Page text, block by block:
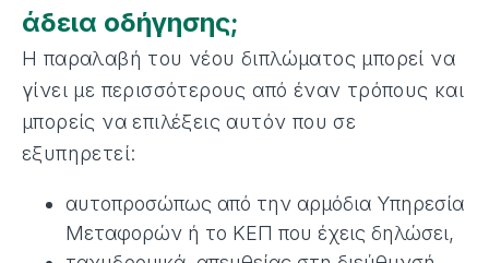
άδεια οδήγησης;
Η παραλαβή του νέου διπλώματος μπορεί να
γίνει με περισσότερους από έναν τρόπους και
μπορείς να επιλέξεις αυτόν που σε
εξυπηρετεί:
αυτοπροσώπως από την αρμόδια Υπηρεσία
Μεταφορών ή το ΚΕΠ που έχεις δηλώσει,